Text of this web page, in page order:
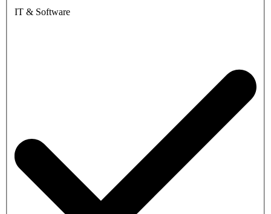
IT & Software